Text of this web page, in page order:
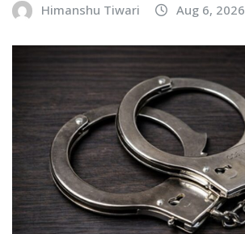
Himanshu Tiwari Aug 6, 2026